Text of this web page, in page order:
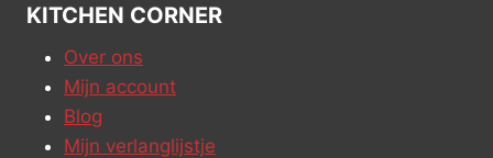
KITCHEN CORNER
Over ons
Mijn account
Blog
Mijn verlanglijstje